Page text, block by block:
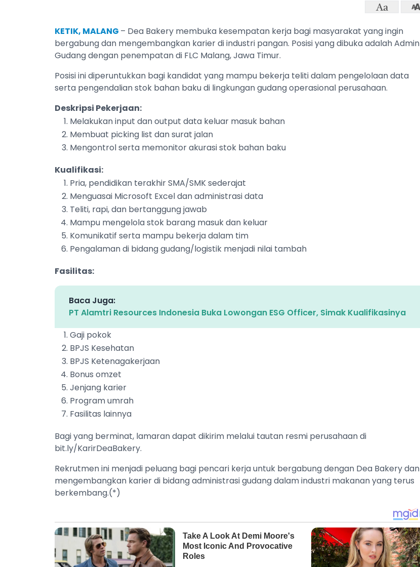
KETIK, MALANG – Dea Bakery membuka kesempatan kerja bagi masyarakat yang ingin
bergabung dan mengembangkan karier di industri pangan. Posisi yang dibuka adalah Admin
Gudang dengan penempatan di FLC Malang, Jawa Timur.
Posisi ini diperuntukkan bagi kandidat yang mampu bekerja teliti dalam pengelolaan data
serta pengendalian stok bahan baku di lingkungan gudang operasional perusahaan.
Deskripsi Pekerjaan:
Melakukan input dan output data keluar masuk bahan
Membuat picking list dan surat jalan
Mengontrol serta memonitor akurasi stok bahan baku
Kualifikasi:
Pria, pendidikan terakhir SMA/SMK sederajat
Menguasai Microsoft Excel dan administrasi data
Teliti, rapi, dan bertanggung jawab
Mampu mengelola stok barang masuk dan keluar
Komunikatif serta mampu bekerja dalam tim
Pengalaman di bidang gudang/logistik menjadi nilai tambah
Fasilitas:
Baca Juga:
PT Alamtri Resources Indonesia Buka Lowongan ESG Officer, Simak Kualifikasinya
Gaji pokok
BPJS Kesehatan
BPJS Ketenagakerjaan
Bonus omzet
Jenjang karier
Program umrah
Fasilitas lainnya
Bagi yang berminat, lamaran dapat dikirim melalui tautan resmi perusahaan di
bit.ly/KarirDeaBakery.
Rekrutmen ini menjadi peluang bagi pencari kerja untuk bergabung dengan Dea Bakery dan
mengembangkan karier di bidang administrasi gudang dalam industri makanan yang terus
berkembang.(*)